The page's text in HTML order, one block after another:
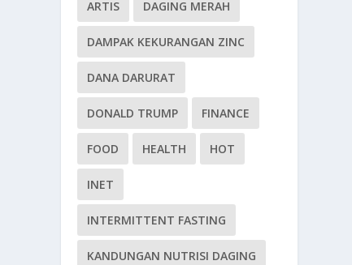
ARTIS DAGING MERAH
DAMPAK KEKURANGAN ZINC
DANA DARURAT
DONALD TRUMP FINANCE
FOOD HEALTH HOT
INET
INTERMITTENT FASTING
KANDUNGAN NUTRISI DAGING